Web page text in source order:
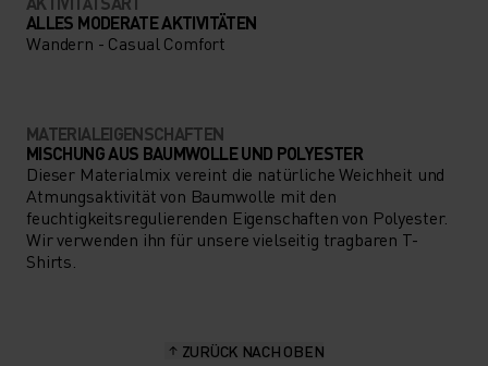
ALLES MODERATE AKTIVITÄTEN
Wandern - Casual Comfort
MATERIALEIGENSCHAFTEN
MISCHUNG AUS BAUMWOLLE UND POLYESTER
Dieser Materialmix vereint die natürliche Weichheit und
Atmungsaktivität von Baumwolle mit den
feuchtigkeitsregulierenden Eigenschaften von Polyester.
Wir verwenden ihn für unsere vielseitig tragbaren T-
Shirts.
ZURÜCK NACH OBEN